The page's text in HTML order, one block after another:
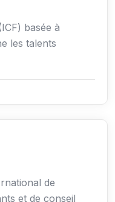
basée à
les talents
de
et de conseil